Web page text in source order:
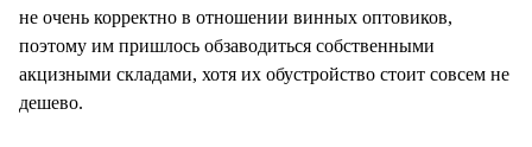
не очень корректно в отношении винных оптовиков,
поэтому им пришлось обзаводиться собственными
акцизными складами, хотя их обустройство стоит совсем не
дешево.